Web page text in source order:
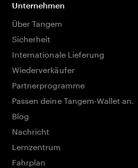
Unternehmen
Über Tangem
Sicherheit
Internationale Lieferung
Wiederverkäufer
Partnerprogramme
Passen deine Tangem-Wallet an.
Blog
Nachricht
Lernzentrum
Fahrplan